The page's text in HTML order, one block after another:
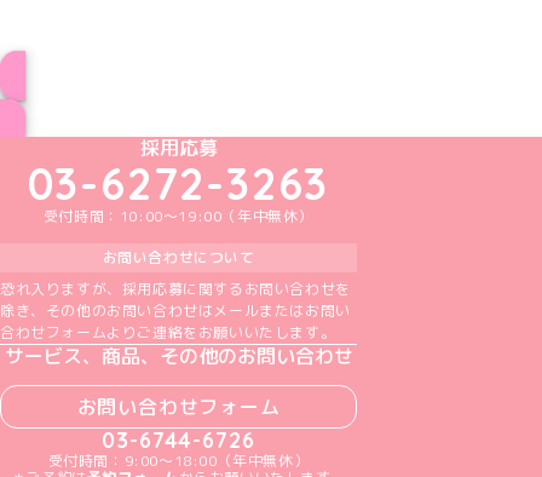
めいどりーみんTikTok公式アカウント
めいどりーみんX公式アカウント
めいどりーみんInstagram公式アカウント
めいどりーみんFacebook公式アカウン
めいどりーみんYouTube公式アカ
採用応募
03-6272-3263
受付時間：10:00～19:00（年中無休）
お問い合わせについて
恐れ入りますが、採用応募に関するお問い合わせを
除き、その他のお問い合わせはメールまたはお問い
合わせフォームよりご連絡をお願いいたします。
サービス、商品、その他のお問い合わせ
お問い合わせフォーム
03-6744-6726
受付時間：9:00～18:00（年中無休）